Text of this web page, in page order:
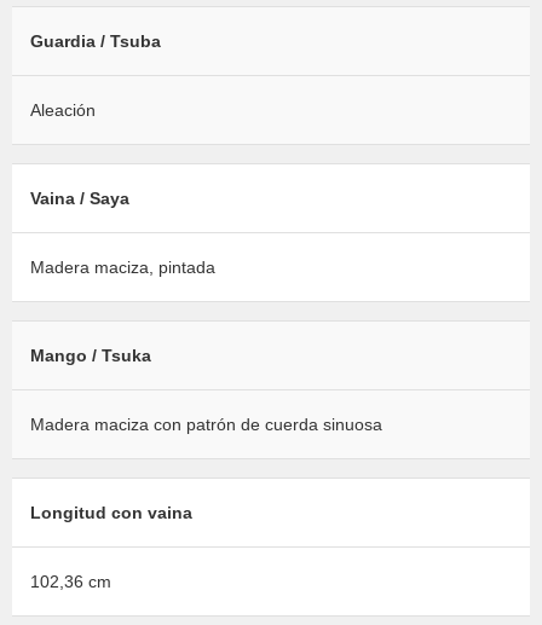
Guardia / Tsuba
Aleación
Vaina / Saya
Madera maciza, pintada
Mango / Tsuka
Madera maciza con patrón de cuerda sinuosa
Longitud con vaina
102,36 cm